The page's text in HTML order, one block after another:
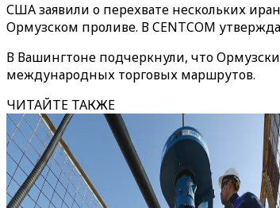
США заявили о перехвате нескольких
Ормузском проливе. В CENTCOM
В Вашингтоне подчеркнули, что
международных торговых маршрутов.
ЧИТАЙТЕ ТАКЖЕ